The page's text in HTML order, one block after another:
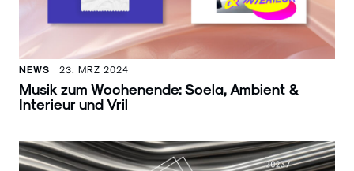
NEWS 23. MRZ 2024
Musik zum Wochenende: Soela, Ambient &
Interieur und Vril